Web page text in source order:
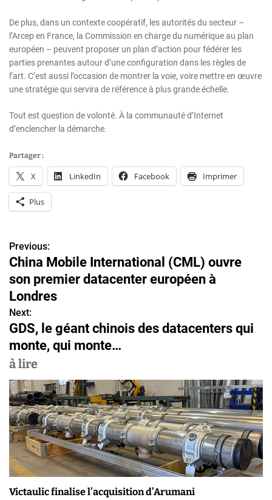
De plus, dans un contexte coopératif, les autorités du secteur –
l’Arcep en France, la Commission en charge du numérique au plan
européen – peuvent proposer un plan d’action pour fédérer les
parties prenantes autour d’une configuration dans les règles de
l’art. C’est aussi l’occasion de montrer la voie, voire mettre en œuvre
une stratégie qui servira de référence à plus grande échelle.
Tout est question de volonté. À la communauté d’Internet
d’enclencher la démarche.
Partager :
X LinkedIn Facebook Imprimer
Plus
N
a
v
i
g
a
t
i
o
n
d
Previous:
China Mobile International (CML) ouvre
son premier datacenter européen à
Londres
Next:
GDS, le géant chinois des datacenters qui
monte, qui monte…
à lire
Victaulic finalise l’acquisition d’Arumani